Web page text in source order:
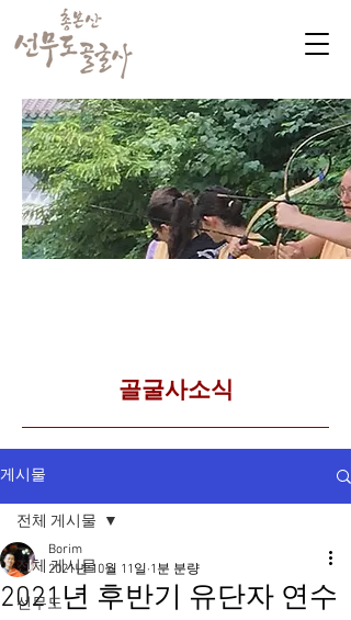
​골굴사소식
게시물
전체 게시물
선무도
전체 게시물
2021년 후반기 유단자 연수
Borim
2021년 10월 11일 1분 분량